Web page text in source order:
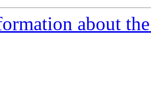
about